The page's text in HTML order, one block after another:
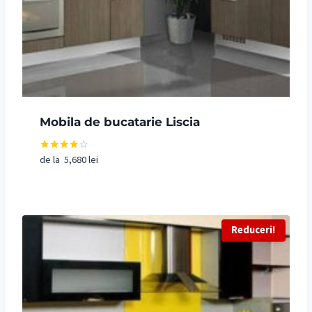
Mobila de bucatarie Liscia
Evaluat
de la 5,680lei
Reduceri!